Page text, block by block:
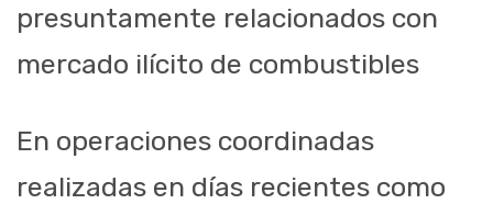
presuntamente relacionados con
mercado ilícito de combustibles
En operaciones coordinadas
realizadas en días recientes como